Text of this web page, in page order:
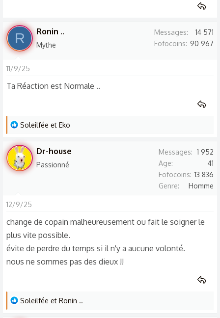
R Ronin ..
Mythe
Messages
14 571
Fofocoins 90 967
11/9/25
Ta Réaction est Normale ..
L
s
r
é
t
o
n
s
:
Soleilfée et Eko
Dr-house
Passionné
Messages
1 952
Age
41
Fofocoins 13 836
Genre
Homme
12/9/25
change de copain malheureusement ou fait le soigner le
plus vite possible.
évite de perdre du temps si il n'y a aucune volonté.
nous ne sommes pas des dieux !!
L
Soleilfée et Ronin ..